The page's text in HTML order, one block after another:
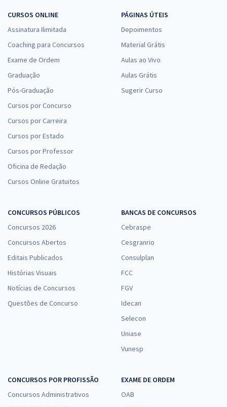
CURSOS ONLINE
Assinatura Ilimitada
Coaching para Concursos
Exame de Ordem
Graduação
Pós-Graduação
Cursos por Concurso
Cursos por Carreira
Cursos por Estado
Cursos por Professor
Oficina de Redação
Cursos Online Gratuitos
PÁGINAS ÚTEIS
Depoimentos
Material Grátis
Aulas ao Vivo
Aulas Grátis
Sugerir Curso
CONCURSOS PÚBLICOS
Concursos 2026
Concursos Abertos
Editais Publicados
Histórias Visuais
Notícias de Concursos
Questões de Concurso
BANCAS DE CONCURSOS
Cebraspe
Cesgranrio
Consulplan
FCC
FGV
Idecan
Selecon
Uniase
Vunesp
CONCURSOS POR PROFISSÃO
Concursos Administrativos
EXAME DE ORDEM
OAB